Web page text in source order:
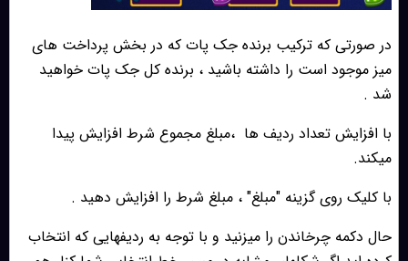
در صورتی که ترکیب برنده جک پات که در بخش پرداخت های
میز موجود است را داشته باشید ، برنده کل جک پات خواهید
شد .
با افزایش تعداد ردیف ها ،مبلغ مجموع شرط افزایش پیدا
میکند.
با کلیک روی گزینه "مبلغ" ، مبلغ شرط را افزایش دهید .
حال دکمه چرخاندن را میزنید و با توجه به ردیفهایی که انتخاب